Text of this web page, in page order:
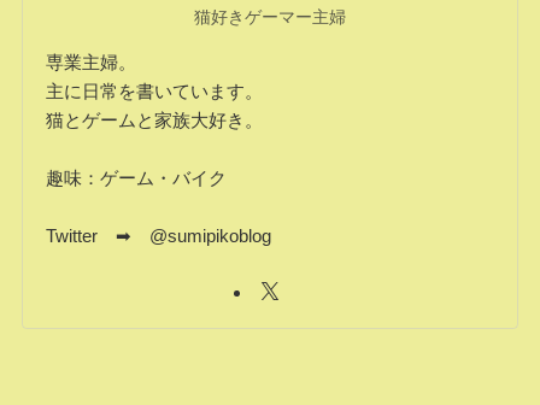
猫好きゲーマー主婦
専業主婦。
主に日常を書いています。
猫とゲームと家族大好き。
趣味：ゲーム・バイク
Twitter ➡ @sumipikoblog